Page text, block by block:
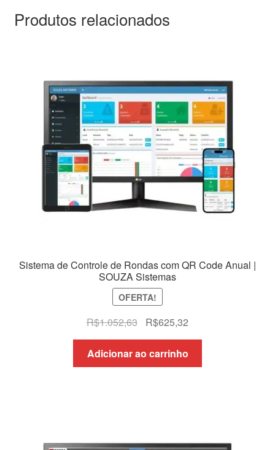
Produtos relacionados
Sistema de Controle de Rondas com QR Code Anual |
SOUZA Sistemas
OFERTA!
R$1.052,63
O
preço
original
era:
R$625,32
preço
é:
Adicionar ao carrinho